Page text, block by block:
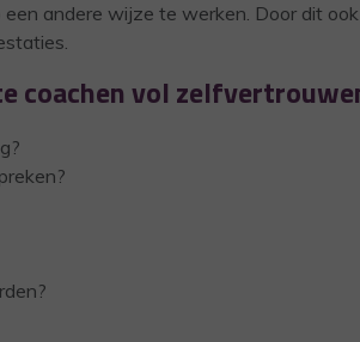
andere wijze te werken. Door dit
coachen vol